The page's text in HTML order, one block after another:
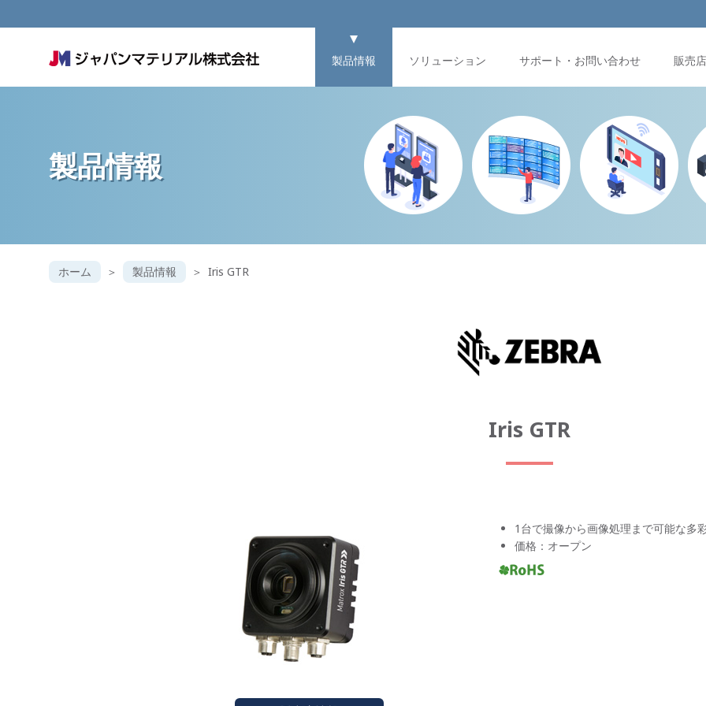
製品情報 ソリューション サポート・お問い合わせ 販売
製品情報
ホーム 製品情報 Iris GTR
Iris GTR
1台で撮像から画像処理まで可能な多
価格：オープン